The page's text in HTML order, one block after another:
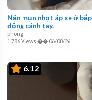
Nặn mụn nhọt áp xe ở
động cánh tay.
phong
1,786 Views �� 06/08/26
6.12